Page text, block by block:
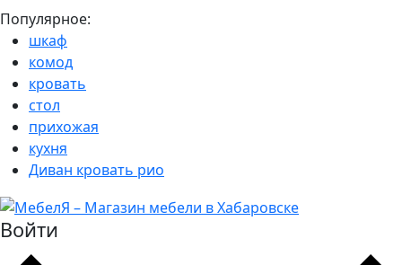
Популярное:
шкаф
комод
кровать
стол
прихожая
кухня
Диван кровать рио
Войти